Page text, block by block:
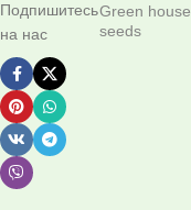
Подпишитесь
на нас
Green house
seeds